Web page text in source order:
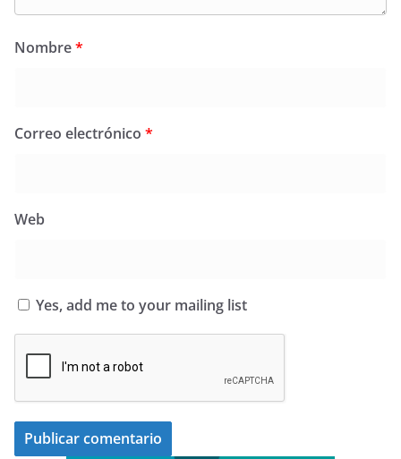
Nombre*
Correo electrónico *
Web
Yes, add me to your mailing list